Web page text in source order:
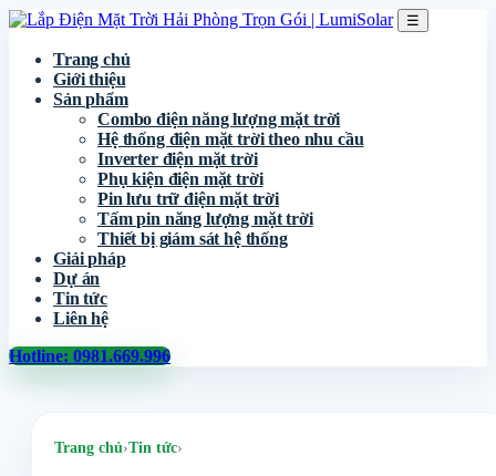
☰
Trang chủ
Giới thiệu
Sản phẩm
Combo điện năng lượng mặt trời
Hệ thống điện mặt trời theo nhu cầu
Inverter điện mặt trời
Phụ kiện điện mặt trời
Pin lưu trữ điện mặt trời
Tấm pin năng lượng mặt trời
Thiết bị giám sát hệ thống
Giải pháp
Dự án
Tin tức
Liên hệ
Hotline: 0981.669.996
Trang chủ›Tin tức›